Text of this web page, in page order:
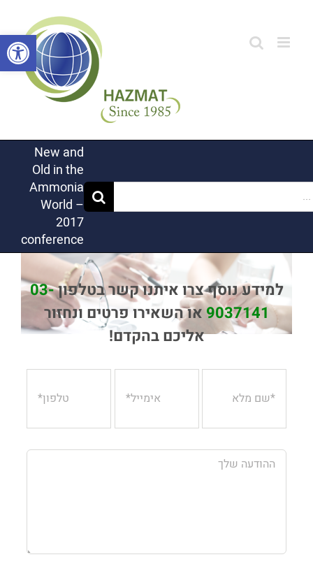
פתח
New and
Old in the
Ammonia
World –
2017
conference
למידע נוסף צרו איתנו קשר בטלפון03-
9037141או השאירו פרטים ונחזור
אליכם בהקדם!